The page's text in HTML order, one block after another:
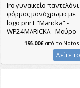
Iro γυναικείο παντελόνι
φόρμας μονόχρωμο με
logo print "Maricka" -
WP24MARICKA - Μαύρο
195.00€από το Notos
Δείτε το